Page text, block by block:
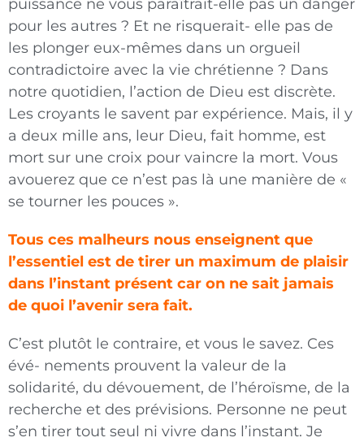
puissance ne vous paraîtrait-elle pas un danger
pour les autres ? Et ne risquerait- elle pas de
les plonger eux-mêmes dans un orgueil
contradictoire avec la vie chrétienne ? Dans
notre quotidien, l’action de Dieu est discrète.
Les croyants le savent par expérience. Mais, il y
a deux mille ans, leur Dieu, fait homme, est
mort sur une croix pour vaincre la mort. Vous
avouerez que ce n’est pas là une manière de «
se tourner les pouces ».
Tous ces malheurs nous enseignent que
l’essentiel est de tirer un maximum de plaisir
dans l’instant présent car on ne sait jamais
de quoi l’avenir sera fait.
C’est plutôt le contraire, et vous le savez. Ces
évé- nements prouvent la valeur de la
solidarité, du dévouement, de l’héroïsme, de la
recherche et des prévisions. Personne ne peut
s’en tirer tout seul ni vivre dans l’instant. Je